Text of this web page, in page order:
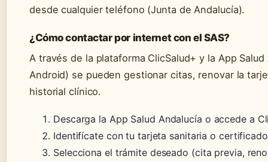
desde cualquier teléfono (Junta de Andalucía).
¿Cómo contactar por internet con el SAS?
A través de la plataforma ClicSalud+ y la App
Android) se pueden gestionar citas, renovar la
historial clínico.
Descarga la App Salud Andalucía o accede a
Identifícate con tu tarjeta sanitaria o
Selecciona el trámite deseado (cita previa,